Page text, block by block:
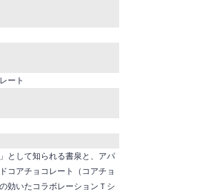
ート
として知られる書泉と、アパ
コアチョコレート（コアチョ
効いたコラボレーションＴシ